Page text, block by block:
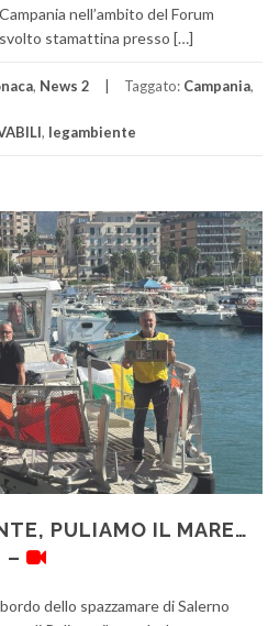
nell’ambito del Forum
stamattina presso […]
, News 2 Taggato: Campania,
, legambiente
PULIAMO IL MARE…
–
dello spazzamare di Salerno